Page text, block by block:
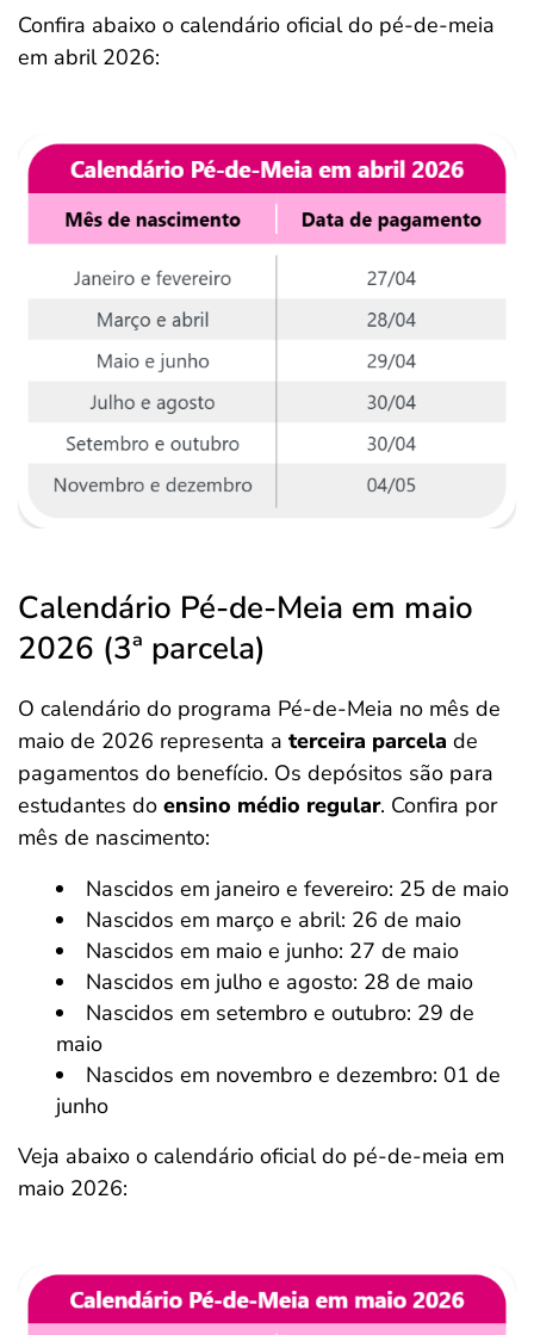
Confira abaixo o calendário oficial do pé-de-meia
em abril 2026:
Calendário Pé-de-Meia em maio
2026 (3ª parcela)
O calendário do programa Pé-de-Meia no mês de
maio de 2026 representa a terceira parcela de
pagamentos do benefício. Os depósitos são para
estudantes do ensino médio regular. Confira por
mês de nascimento:
Nascidos em janeiro e fevereiro: 25 de maio
Nascidos em março e abril: 26 de maio
Nascidos em maio e junho: 27 de maio
Nascidos em julho e agosto: 28 de maio
Nascidos em setembro e outubro: 29 de
maio
Nascidos em novembro e dezembro: 01 de
junho
Veja abaixo o calendário oficial do pé-de-meia em
maio 2026: